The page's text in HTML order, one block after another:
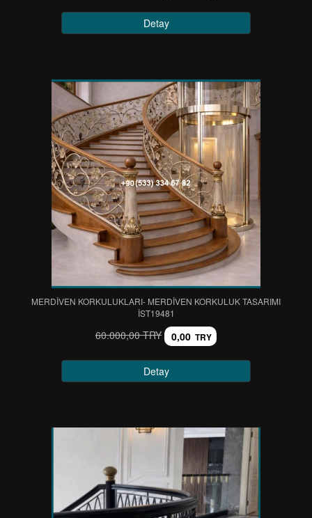
Detay
MERDİVEN KORKULUKLARI- MERDİVEN KORKULUK TASARIMI
IST19481
60.000,00 TRY 0,00 TRY
Detay